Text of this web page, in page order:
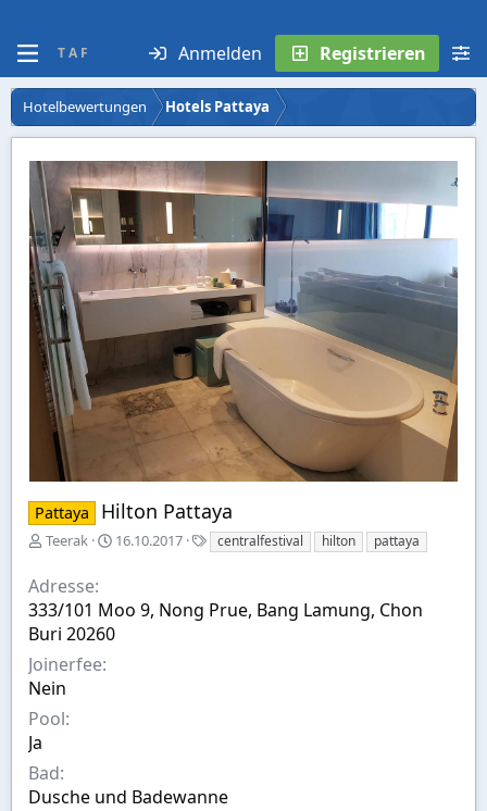
T A F Anmelden Registrieren
Hotelbewertungen Hotels Pattaya
Pattaya Hilton Pattaya
E
s
t
e
l
l
t
v
o
Teerak
A
a
h
16.10.2017
h
centralfestival hilton pattaya
Adresse
333/101 Moo 9, Nong Prue, Bang Lamung, Chon
Buri 20260
Joinerfee
Nein
Pool
Ja
Bad
Dusche und Badewanne